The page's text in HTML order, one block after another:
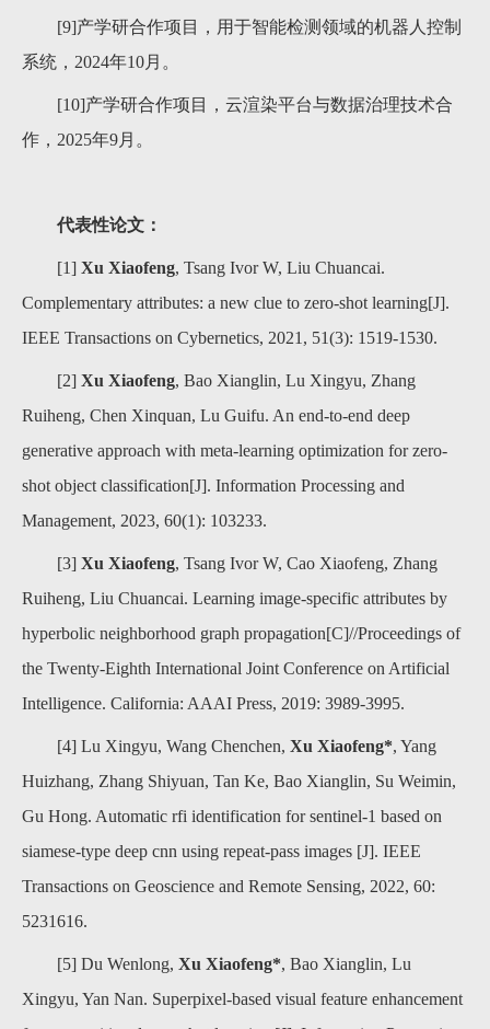
[9]产学研合作项目，用于智能检测领域的机器人控制
系统，2024年10月。
[10]产学研合作项目，云渲染平台与数据治理技术合
作，2025年9月。
代表性论文：
[1] Xu Xiaofeng, Tsang Ivor W, Liu Chuancai.
Complementary attributes: a new clue to zero-shot learning[J].
IEEE Transactions on Cybernetics, 2021, 51(3): 1519-1530.
[2] Xu Xiaofeng, Bao Xianglin, Lu Xingyu, Zhang
Ruiheng, Chen Xinquan, Lu Guifu. An end-to-end deep
generative approach with meta-learning optimization for zero-
shot object classification[J]. Information Processing and
Management, 2023, 60(1): 103233.
[3] Xu Xiaofeng, Tsang Ivor W, Cao Xiaofeng, Zhang
Ruiheng, Liu Chuancai. Learning image-specific attributes by
hyperbolic neighborhood graph propagation[C]//Proceedings of
the Twenty-Eighth International Joint Conference on Artificial
Intelligence. California: AAAI Press, 2019: 3989-3995.
[4] Lu Xingyu, Wang Chenchen, Xu Xiaofeng*, Yang
Huizhang, Zhang Shiyuan, Tan Ke, Bao Xianglin, Su Weimin,
Gu Hong. Automatic rfi identification for sentinel-1 based on
siamese-type deep cnn using repeat-pass images [J]. IEEE
Transactions on Geoscience and Remote Sensing, 2022, 60:
5231616.
[5] Du Wenlong, Xu Xiaofeng*, Bao Xianglin, Lu
Xingyu, Yan Nan. Superpixel-based visual feature enhancement